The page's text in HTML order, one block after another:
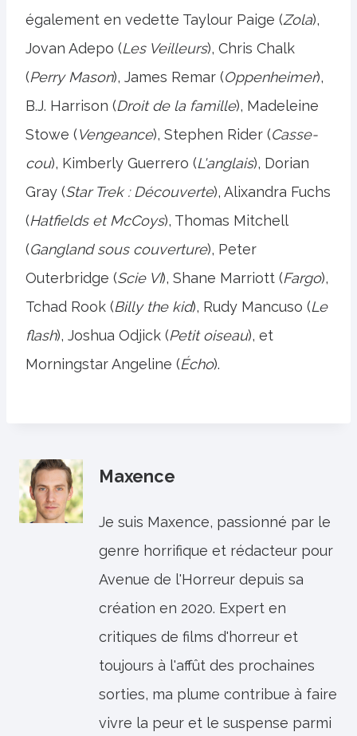
également en vedette Taylour Paige (Zola),
Jovan Adepo (Les Veilleurs), Chris Chalk
(Perry Mason), James Remar (Oppenheimer),
B.J. Harrison (Droit de la famille), Madeleine
Stowe (Vengeance), Stephen Rider (Casse-
cou), Kimberly Guerrero (L'anglais), Dorian
Gray (Star Trek : Découverte), Alixandra Fuchs
(Hatfields et McCoys), Thomas Mitchell
(Gangland sous couverture), Peter
Outerbridge (Scie VI), Shane Marriott (Fargo),
Tchad Rook (Billy the kid), Rudy Mancuso (Le
flash), Joshua Odjick (Petit oiseau), et
Morningstar Angeline (Écho).
Maxence
Je suis Maxence, passionné par le
genre horrifique et rédacteur pour
Avenue de l'Horreur depuis sa
création en 2020. Expert en
critiques de films d'horreur et
toujours à l'affût des prochaines
sorties, ma plume contribue à faire
vivre la peur et le suspense parmi